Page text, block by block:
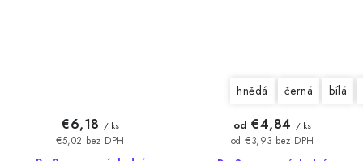
€5,02 bez DPH
€6,18 / ks
hnědá černá bílá
od €3,93 bez DPH
od €4,84 / ks